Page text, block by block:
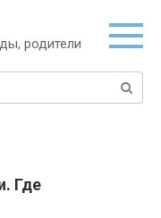
родители
Где